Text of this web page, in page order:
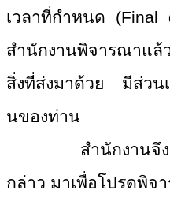
เวลาที่กำหนด (Final
สำนักงานพิจารณาแล้
สิ่งที่ส่งมาด้วย มีส่วน
นของท่าน
สำนักงานจึ
กล่าว มาเพื่อโปรดพิ